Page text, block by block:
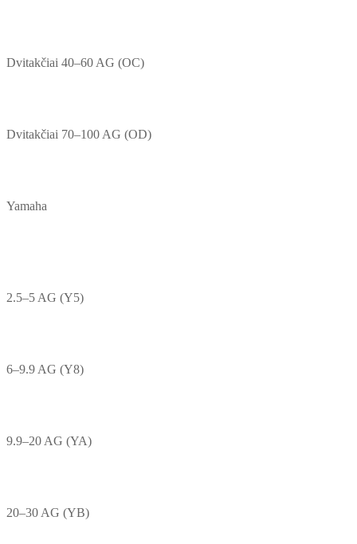
Dvitakčiai 40–60 AG (OC)
Dvitakčiai 70–100 AG (OD)
Yamaha
2.5–5 AG (Y5)
6–9.9 AG (Y8)
9.9–20 AG (YA)
20–30 AG (YB)